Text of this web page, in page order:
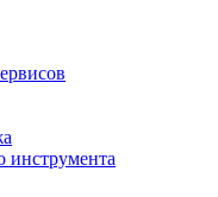
инструмента